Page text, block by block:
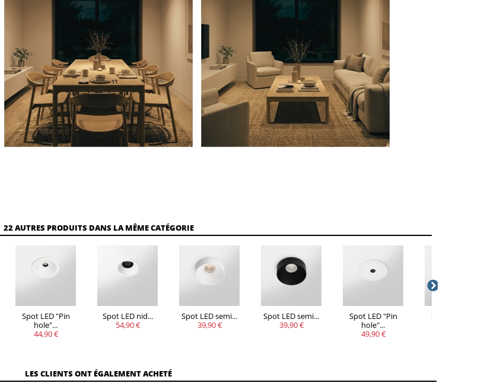
22 AUTRES PRODUITS DANS LA MÊME CATÉGORIE
Spot LED "Pin
hole"...
44,90 €
Spot LED nid...
54,90 €
Spot LED semi...
39,90 €
Spot LED semi...
39,90 €
Spot LED "Pin
hole"...
49,90 €
Spot LED "Pin
LES CLIENTS ONT ÉGALEMENT ACHETÉ